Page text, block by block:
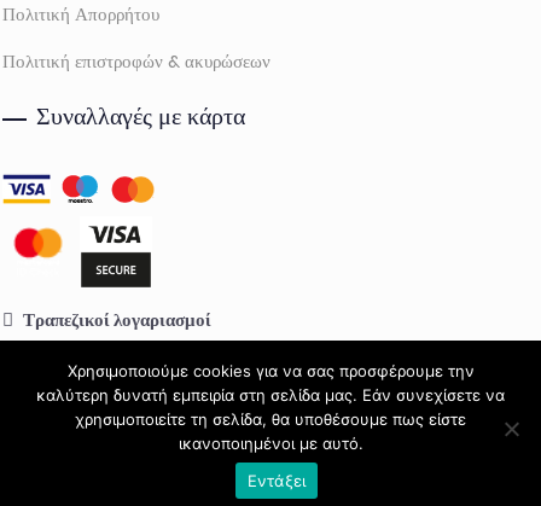
Πολιτική Απορρήτου
Πολιτική επιστροφών & ακυρώσεων
Συναλλαγές με κάρτα
Τραπεζικοί λογαριασμοί
GR64 0172 2130 0052 1309 0814 992
Eurobank:GR68 0260 0600 0000 4020 1211 938
Petsquare 2026 - All rights reserved ®
Χρησιμοποιούμε cookies για να σας προσφέρουμε την
καλύτερη δυνατή εμπειρία στη σελίδα μας. Εάν συνεχίσετε να
χρησιμοποιείτε τη σελίδα, θα υποθέσουμε πως είστε
ικανοποιημένοι με αυτό.
Εντάξει